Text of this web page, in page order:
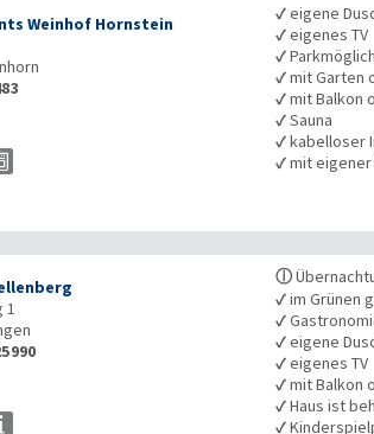
Weinhof Hornstein
✓eigene
✓eigenes TV
✓
✓mit Garten
✓mit Balkon
✓Sauna
✓kabelloser
✓mit eigener
1
ⓘ
✓im Grünen
✓
✓eigene
✓eigenes TV
✓mit Balkon
✓Haus ist
✓